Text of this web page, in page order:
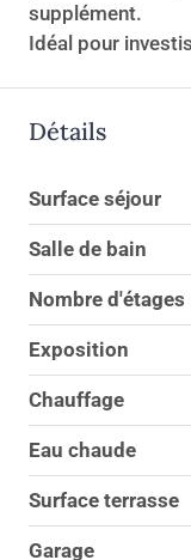
supplément.
Idéal pour
Détails
Surface séjour
Salle de bain
Nombre d'étages
Exposition
Chauffage
Eau chaude
Surface terrasse
Garage